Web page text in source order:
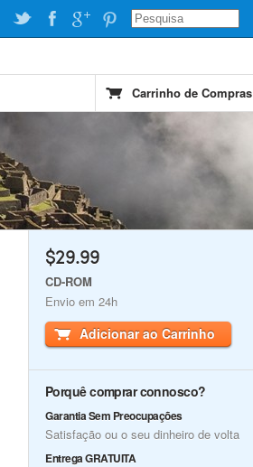
Carrinho de Compras
$29.99
CD-ROM
Envio em 24h
Adicionar ao Carrinho
Porquê comprar connosco?
Garantia Sem Preocupações
Satisfação ou o seu dinheiro de volta
Entrega GRATUITA